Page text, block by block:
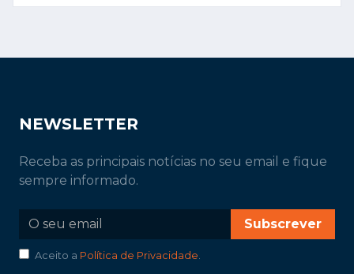
NEWSLETTER
Receba as principais notícias no seu email e fique
sempre informado.
Subscrever
Aceito a Política de Privacidade